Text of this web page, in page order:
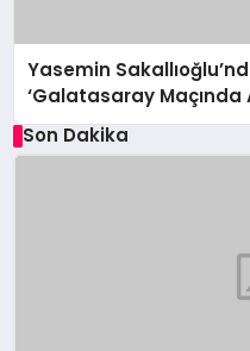
Yasemin
‘Galatasaray Maçında
Son Dakika